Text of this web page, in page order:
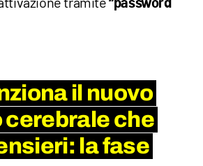
“password
il nuovo
cerebrale che
la fase